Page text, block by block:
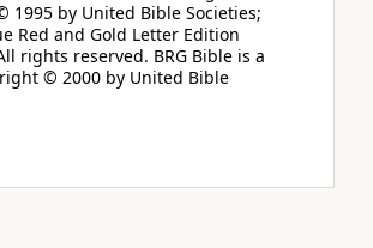
1995 by United Bible Societies;
Red and Gold Letter Edition
rights reserved. BRG Bible is a
© 2000 by United Bible